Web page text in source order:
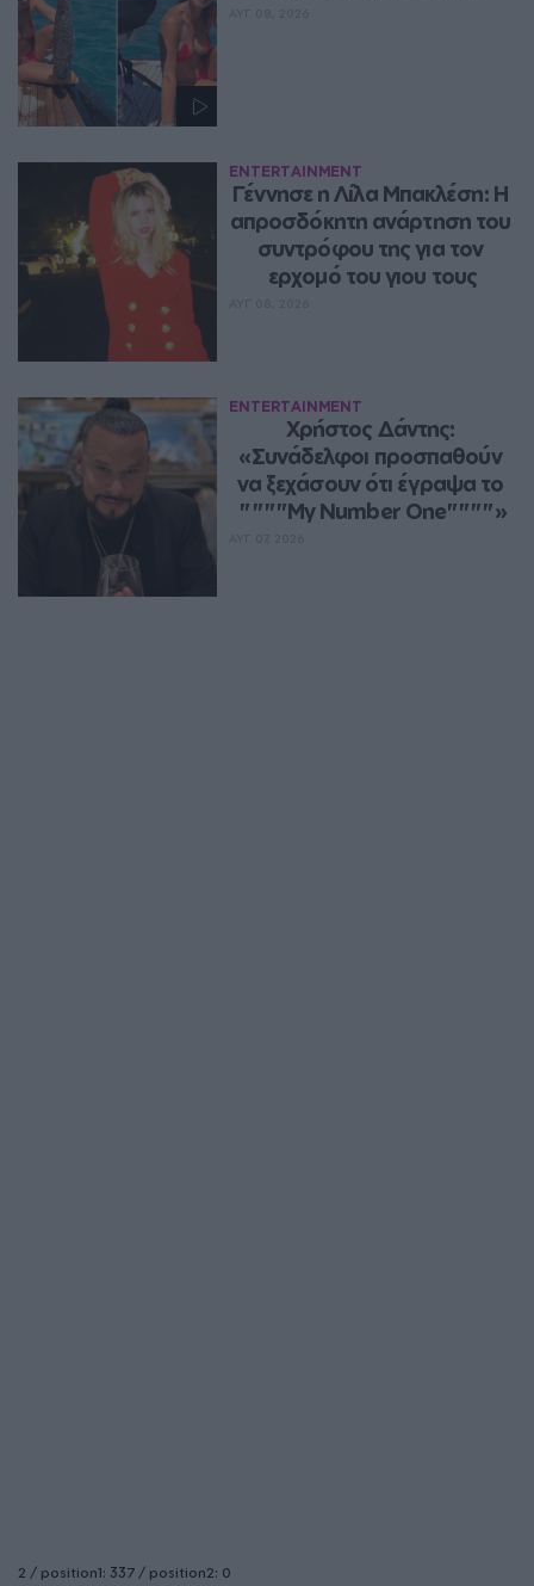
ENTERTAINMENT
Γέννησε η Λίλα Μπακλέση: Η
απροσδόκητη ανάρτηση του
συντρόφου της για τον
ερχομό του γιου τους
ENTERTAINMENT
Χρήστος Δάντης:
«Συνάδελφοι προσπαθούν
να ξεχάσουν ότι έγραψα το
""""My Number One""""»
2 / position1: 337 / position2: 0